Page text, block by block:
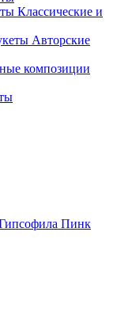
Классические и
Авторские